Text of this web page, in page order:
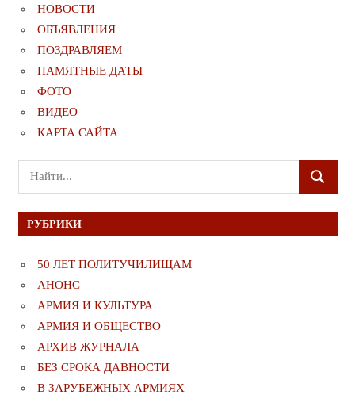
НОВОСТИ
ОБЪЯВЛЕНИЯ
ПОЗДРАВЛЯЕМ
ПАМЯТНЫЕ ДАТЫ
ФОТО
ВИДЕО
КАРТА САЙТА
Поиск
для:
ПОИСК
РУБРИКИ
50 ЛЕТ ПОЛИТУЧИЛИЩАМ
АНОНС
АРМИЯ И КУЛЬТУРА
АРМИЯ И ОБЩЕСТВО
АРХИВ ЖУРНАЛА
БЕЗ СРОКА ДАВНОСТИ
В ЗАРУБЕЖНЫХ АРМИЯХ